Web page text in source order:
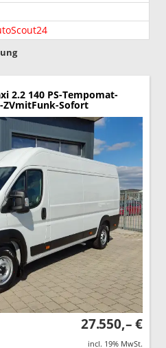
2.2 140 PS-Tempomat-
ZVmitFunk-Sofort
27.550,– €
incl. 19% MwSt.